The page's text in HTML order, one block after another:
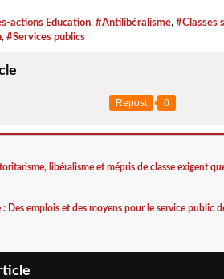
actions Education, #Antilibéralisme, #Classes
, #Services publics
Repost 0
libéralisme et mépris de classe exigent
Des emplois et des moyens pour le service public